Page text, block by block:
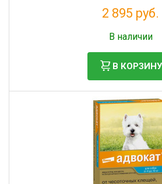
2 895 руб.
В наличии
В КОРЗИНУ